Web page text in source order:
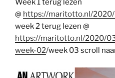
Week 1 terug lezen
@ https://maritotto.nl/
week 2 terug lezen @
https://maritotto.nl/2020/
week-02/week 03 scroll